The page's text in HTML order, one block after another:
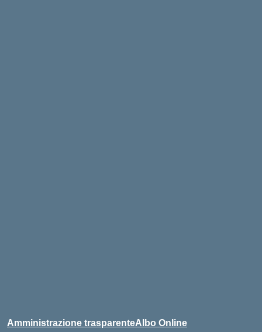
Amministrazione trasparenteAlbo Online